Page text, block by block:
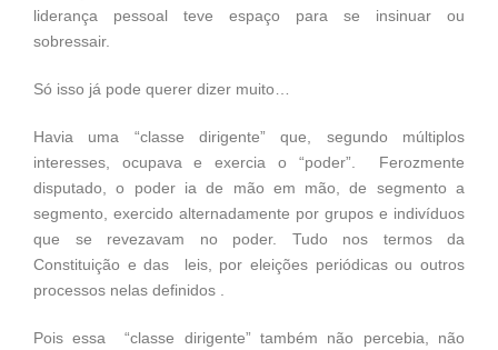
liderança pessoal teve espaço para se insinuar ou
sobressair.
Só isso já pode querer dizer muito…
Havia uma “classe dirigente” que, segundo múltiplos
interesses, ocupava e exercia o “poder”. Ferozmente
disputado, o poder ia de mão em mão, de segmento a
segmento, exercido alternadamente por grupos e indivíduos
que se revezavam no poder. Tudo nos termos da
Constituição e das leis, por eleições periódicas ou outros
processos nelas definidos .
Pois essa “classe dirigente” também não percebia, não